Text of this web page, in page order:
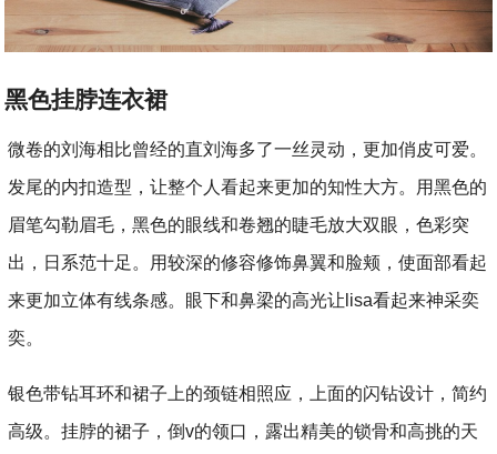
黑色挂脖连衣裙
微卷的刘海相比曾经的直刘海多了一丝灵动，更加俏皮可爱。
发尾的内扣造型，让整个人看起来更加的知性大方。用黑色的
眉笔勾勒眉毛，黑色的眼线和卷翘的睫毛放大双眼，色彩突
出，日系范十足。用较深的修容修饰鼻翼和脸颊，使面部看起
来更加立体有线条感。眼下和鼻梁的高光让lisa看起来神采奕
奕。
银色带钻耳环和裙子上的颈链相照应，上面的闪钻设计，简约
高级。挂脖的裙子，倒v的领口，露出精美的锁骨和高挑的天